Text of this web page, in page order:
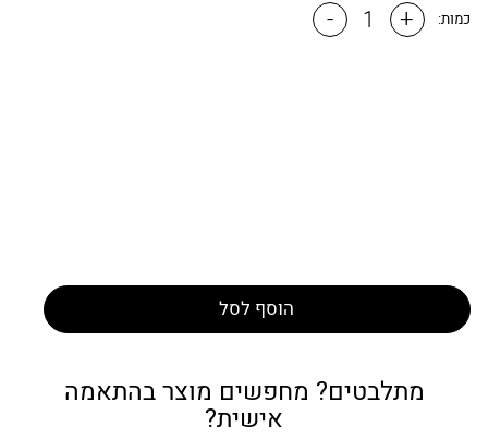
כמות: +
-
הוסף לסל
מתלבטים? מחפשים מוצר בהתאמה
אישית?